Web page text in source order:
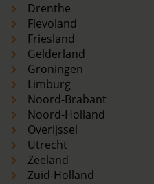
Drenthe
Flevoland
Friesland
Gelderland
Groningen
Limburg
Noord-Brabant
Noord-Holland
Overijssel
Utrecht
Zeeland
Zuid-Holland